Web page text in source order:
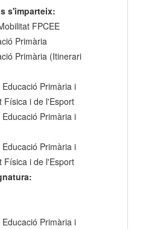
s'imparteix:
FPCEE
Primària
Primària (Itinerari
Primària i
Física i de l'Esport
Primària i
Primària i
Física i de l'Esport
Primària i